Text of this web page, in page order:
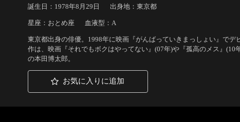
誕生日：1978年8月29日 出身地：東京都
星座：おとめ座 血液型：A
東京都出身の俳優。1998年に映画『がんばっていきまっしょい』で
作は、映画『それでもボクはやってない』(07年)や『孤高のメス』
の本田博太郎。
お気に入りに追加